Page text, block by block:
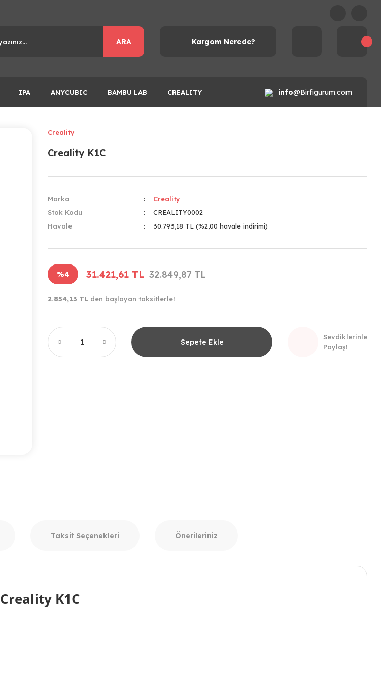
ARA Kargom Nerede?
IPA ANYCUBIC BAMBU LAB CREALITY info@Birfigurum.com
Creality
Creality K1C
Marka
Creality
Stok Kodu
CREALITY0002
Havale
30.793,18 TL (%2,00 havale indirimi)
%4 31.421,61 TL 32.849,87 TL
2.854,13 TL den başlayan taksitlerle!
Sepete Ekle
Sevdiklerinle
Paylaş!
Taksit Seçenekleri Önerileriniz
Creality K1C